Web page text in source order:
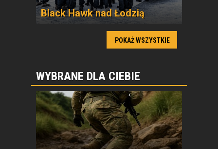
Black Hawk nad Łodzią
POKAŻ WSZYSTKIE
WYBRANE DLA CIEBIE